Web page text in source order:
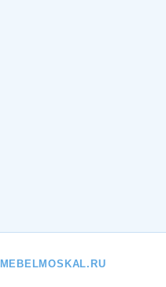
MEBELMOSKAL.RU